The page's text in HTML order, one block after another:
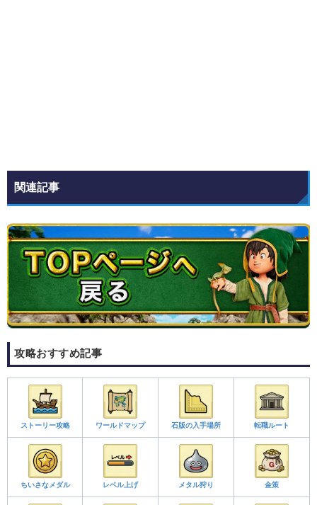
関連記事
攻略おすすめ記事
ストーリー攻略 ワールドマップ 石版の入手場所 転職ルート
ちいさなメダル レベル上げ メタル狩り 金策